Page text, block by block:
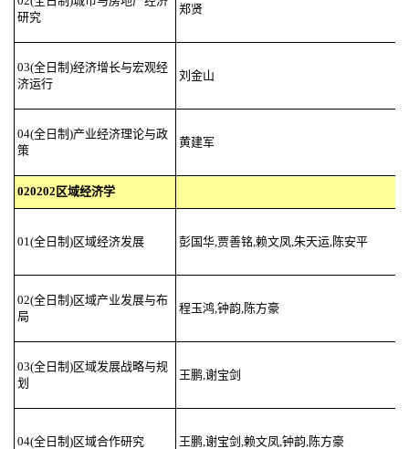
研究
郑贤
03(全日制)经济增长与宏观经
济运行
刘金山
04(全日制)产业经济理论与政
策
黄建军
020202区域经济学
01(全日制)区域经济发展 彭国华,贾善铭,赖文凤,朱天运,陈安平
02(全日制)区域产业发展与布
局
程玉鸿,钟韵,陈方豪
03(全日制)区域发展战略与规
划
王鹏,谢宝剑
04(全日制)区域合作研究 王鹏,谢宝剑,赖文凤,钟韵,陈方豪